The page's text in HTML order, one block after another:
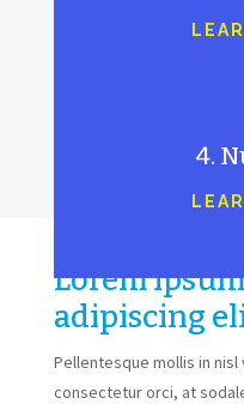
4.
Lorem
adipiscing
Pellentesque mollis in nisl
consectetur orci, at